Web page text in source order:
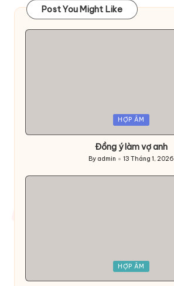
Post You Might Like
HỢP ÂM
Đồng ý làm vợ anh
Posted
by
By admin 13 Tháng 1, 2026
HỢP ÂM